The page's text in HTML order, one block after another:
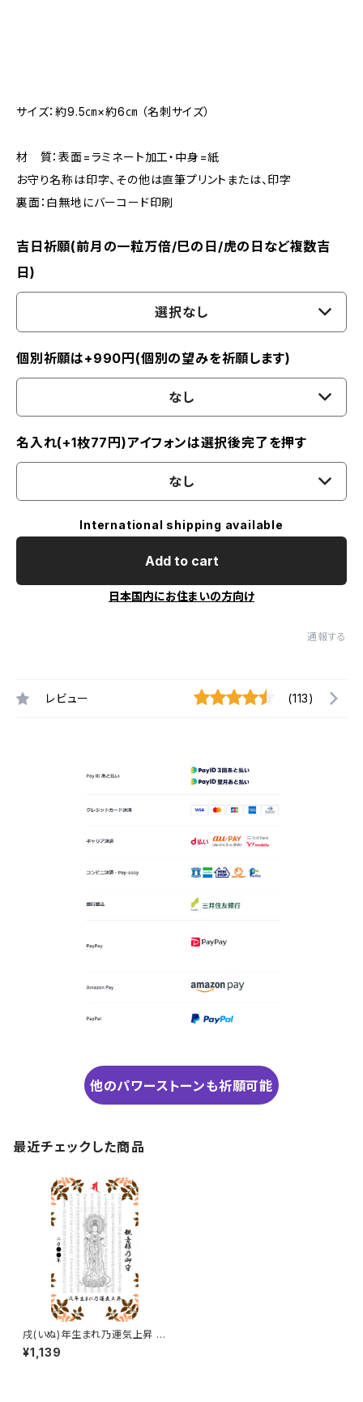
サイズ：約9.5㎝×約6㎝ （名刺サイズ）
材 質：表面=ラミネート加工・中身=紙
お守り名称は印字、その他は直筆プリントまたは、印字
裏面：白無地にバーコード印刷
吉日祈願(前月の一粒万倍/巳の日/虎の日など複数吉
日)
選択なし
個別祈願は+990円(個別の望みを祈願します)
なし
名入れ(+1枚77円)アイフォンは選択後完了を押す
なし
International shipping available
Add to cart
日本国内にお住まいの方向け
通報する
レビュー (113)
他のパワーストーンも祈願可能
最近チェックした商品
戌(いぬ)年生まれ乃運気上昇 観
音様のお守り
¥1,139